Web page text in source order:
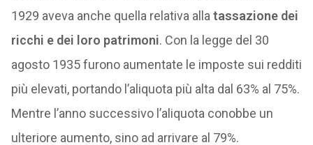
1929 aveva anche quella relativa alla tassazione dei
ricchi e dei loro patrimoni. Con la legge del 30
agosto 1935 furono aumentate le imposte sui redditi
più elevati, portando l’aliquota più alta dal 63% al 75%.
Mentre l’anno successivo l’aliquota conobbe un
ulteriore aumento, sino ad arrivare al 79%.